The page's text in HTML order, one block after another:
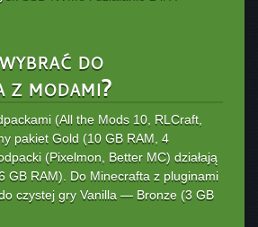
do
modami?
(All the Mods 10, RLCraft,
pakiet Gold (10 GB RAM, 4
(Pixelmon, Better MC) działają
GB RAM). Do Minecrafta z pluginami
czystej gry Vanilla — Bronze (3 GB